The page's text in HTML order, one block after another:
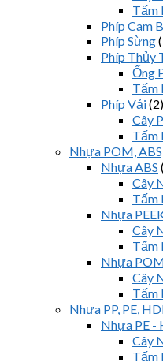
Tấm
Phíp Cam
Phíp Sừng
Phíp Thủy
Ống
Tấm
Phíp Vải(2)
Cây
Tấm
Nhựa POM,
Nhựa ABS
Cây
Tấm
Nhựa
Cây
Tấm
Nhựa
Cây
Tấm
Nhựa PP, PE,
Nhựa PE -
Cây
Tấm